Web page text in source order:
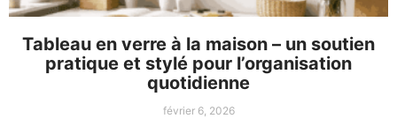
Tableau en verre à la maison – un soutien
pratique et stylé pour l’organisation
quotidienne
février 6, 2026